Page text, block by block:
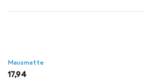
Mausmatte
EUR
17,94